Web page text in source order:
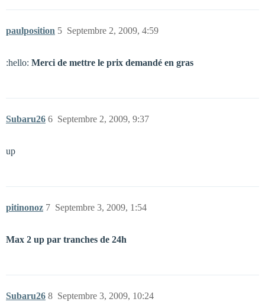
paulposition Septembre 2, 2009, 4:59
5
:hello: Merci de mettre le prix demandé en gras
Subaru26 Septembre 2, 2009, 9:37
6
up
pitinonoz Septembre 3, 2009, 1:54
7
Max 2 up par tranches de 24h
Subaru26 Septembre 3, 2009, 10:24
8